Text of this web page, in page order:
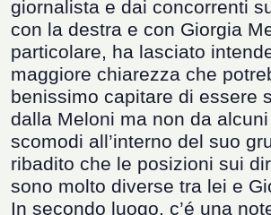
giornalista e dai concorrenti
con la destra e con Giorgia
particolare, ha lasciato
maggiore chiarezza che
benissimo capitare di essere
dalla Meloni ma non da
scomodi all’interno del suo
ribadito che le posizioni sui
sono molto diverse tra lei e
In secondo luogo, c’é una